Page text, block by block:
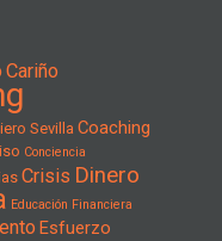
Cariño
Sevilla Coaching
Conciencia
Crisis Dinero
Educación Financiera
Esfuerzo